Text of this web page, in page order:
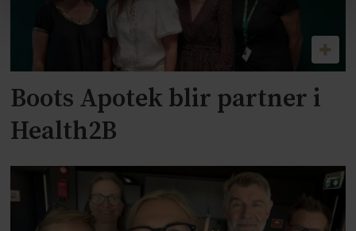
Boots Apotek blir partner i
Health2B